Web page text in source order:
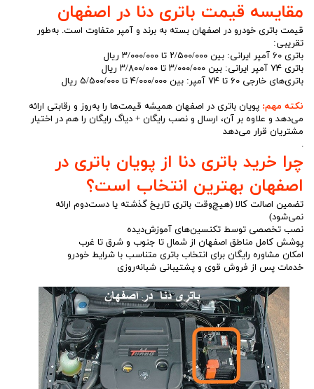
مقایسه قیمت باتری دنا در اصفهان
قیمت باتری خودرو در اصفهان بسته به برند و آمپر متفاوت است. به‌طور
تقریبی:
باتری ۶۰ آمپر ایرانی: بین ۲/۵۰۰/۰۰۰ تا ۳/۰۰۰/۰۰۰ ریال
باتری ۷۴ آمپر ایرانی: بین ۳/۰۰۰/۰۰۰ تا ۳/۸۰۰/۰۰۰ ریال
باتری‌های خارجی ۶۰ تا ۷۴ آمپر: بین ۴/۰۰۰/۰۰۰ تا ۵/۵۰۰/۰۰۰ ریال
نکته مهم: پویان باتری در اصفهان همیشه قیمت‌ها را به‌روز و رقابتی ارائه
می‌دهد و علاوه بر آن، ارسال و نصب رایگان + دیاگ رایگان را هم در اختیار
مشتریان قرار می‌دهد
.
چرا خرید باتری دنا از پویان باتری در
اصفهان بهترین انتخاب است؟
تضمین اصالت کالا (هیچ‌وقت باتری تاریخ گذشته یا دست‌دوم ارائه
نمی‌شود)
نصب تخصصی توسط تکنسین‌های آموزش‌دیده
پوشش کامل مناطق اصفهان از شمال تا جنوب و شرق تا غرب
امکان مشاوره رایگان برای انتخاب باتری متناسب با شرایط خودرو
خدمات پس از فروش قوی و پشتیبانی شبانه‌روزی